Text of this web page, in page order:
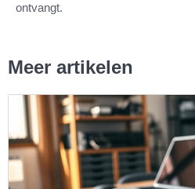
ontvangt.
Meer artikelen